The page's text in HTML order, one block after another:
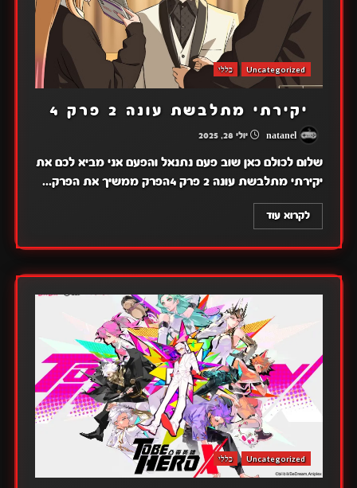
Uncategorized כללי
יקירתי מתלבשת עונה 2 פרק 4
יולי 28, 2025
שלום לכולם כאן שוב פעם נתנאל והפעם אני מביא לכם את
יקירתי מתלבשת עונה 2 פרק 4הפרק ממשיך את הפרק...
לקרוא עוד
Uncategorized כללי